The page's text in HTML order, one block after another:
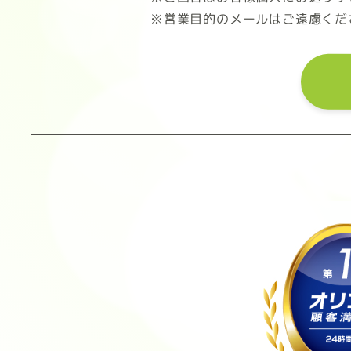
※営業目的のメールはご遠慮くだ